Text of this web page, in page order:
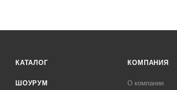
КАТАЛОГ
ШОУРУМ
КОМПАНИЯ
О компании